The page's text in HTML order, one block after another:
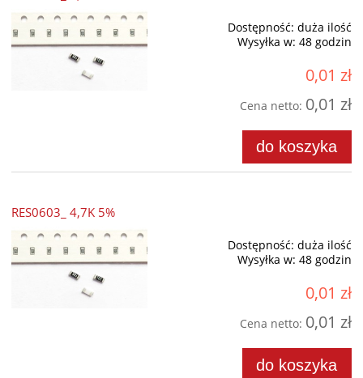
Dostępność: duża ilość
Wysyłka w: 48 godzin
0,01 zł
Cena netto: 0,01 zł
do koszyka
RES0603_ 4,7K 5%
Dostępność: duża ilość
Wysyłka w: 48 godzin
0,01 zł
Cena netto: 0,01 zł
do koszyka